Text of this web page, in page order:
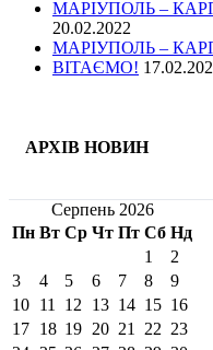
МАРІУПОЛЬ –
20.02.2022
МАРІУПОЛЬ –
ВІТАЄМО!
АРХІВ НОВИН
Серпень 2026
Пн Вт Ср Чт Пт Сб Нд
1
2
3
4 5 6 7 8
9
10 11 12 13 14 15 16
17 18 19 20 21 22 23